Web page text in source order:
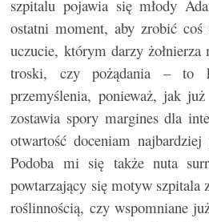
szpitalu pojawia się młody
ostatni moment, aby zrobić
uczucie, którym darzy żołnierza
troski, czy pożądania – to
przemyślenia, ponieważ, jak
zostawia spory margines dla
otwartość doceniam najbardziej
Podoba mi się także nuta
powtarzający się motyw szpitala
roślinnością, czy wspomniane